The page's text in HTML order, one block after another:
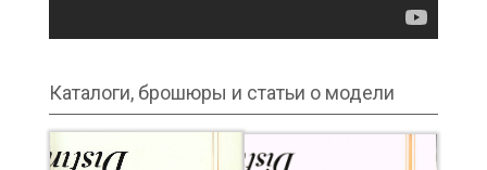
Каталоги, брошюры и статьи о модели